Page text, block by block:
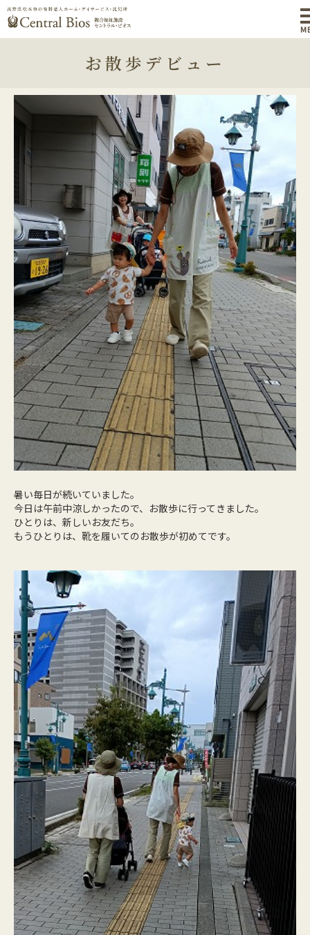
お散歩デビュー
暑い毎日が続いていました。
今日は午前中涼しかったので、お散歩に行ってきました。
ひとりは、新しいお友だち。
もうひとりは、靴を履いてのお散歩が初めてです。